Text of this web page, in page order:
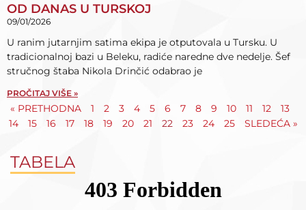
OD DANAS U TURSKOJ
09/01/2026
U ranim jutarnjim satima ekipa je otputovala u Tursku. U
tradicionalnoj bazi u Beleku, radiće naredne dve nedelje. Šef
stručnog štaba Nikola Drinčić odabrao je
PROČITAJ VIŠE »
« PRETHODNA 1 2 3 4 5 6 7 8 9 10 11 12
13
14
15 16 17 18 19 20 21 22 23 24 25 SLEDEĆA »
TABELA